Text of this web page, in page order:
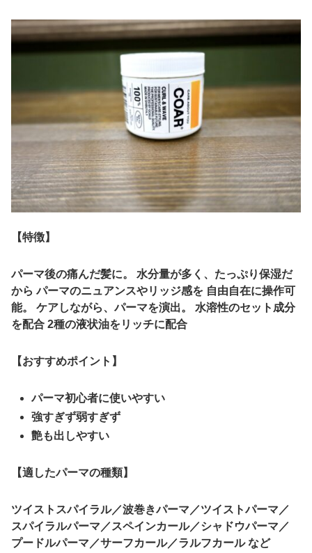
【特徴】
パーマ後の痛んだ髪に。 水分量が多く、たっぷり保湿だ
から パーマのニュアンスやリッジ感を 自由自在に操作可
能。 ケアしながら、パーマを演出。 水溶性のセット成分
を配合 2種の液状油をリッチに配合
【おすすめポイント】
パーマ初心者に使いやすい
強すぎず弱すぎず
艶も出しやすい
【適したパーマの種類】
ツイストスパイラル／波巻きパーマ／ツイストパーマ／
スパイラルパーマ／スペインカール／シャドウパーマ／
プードルパーマ／サーフカール／ラルフカール など